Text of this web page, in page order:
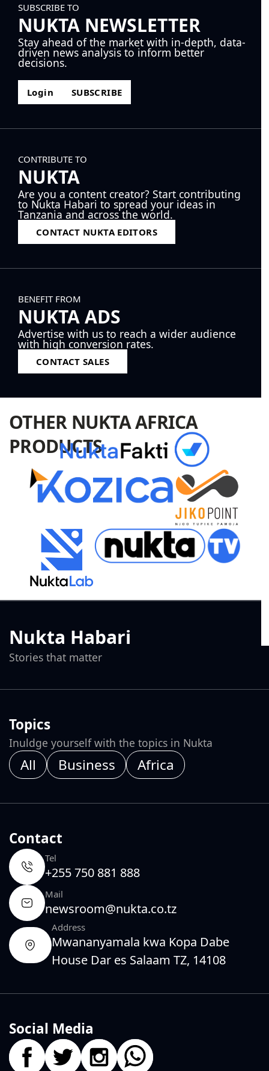
SUBSCRIBE TO
NUKTA NEWSLETTER
Stay ahead of the market with in-depth, data-
driven news analysis to inform better
decisions.
Login SUBSCRIBE
CONTRIBUTE TO
NUKTA
Are you a content creator? Start contributing
to Nukta Habari to spread your ideas in
Tanzania and across the world.
CONTACT NUKTA EDITORS
BENEFIT FROM
NUKTA ADS
Advertise with us to reach a wider audience
with high conversion rates.
CONTACT SALES
OTHER NUKTA AFRICA
PRODUCTS
Nukta Habari
Stories that matter
Topics
Inuldge yourself with the topics in Nukta
All Business Africa
Contact
Tel
+255 750 881 888
Mail
newsroom@nukta.co.tz
Address
Mwananyamala kwa Kopa Dabe
House Dar es Salaam TZ, 14108
Social Media